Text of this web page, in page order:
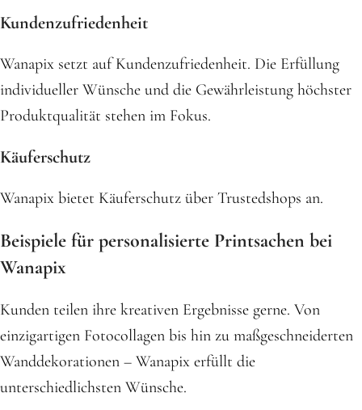
Kundenzufriedenheit
Wanapix setzt auf Kundenzufriedenheit. Die Erfüllung
individueller Wünsche und die Gewährleistung höchster
Produktqualität stehen im Fokus.
Käuferschutz
Wanapix bietet Käuferschutz über Trustedshops an.
Beispiele für personalisierte Printsachen bei
Wanapix
Kunden teilen ihre kreativen Ergebnisse gerne. Von
einzigartigen Fotocollagen bis hin zu maßgeschneiderten
Wanddekorationen – Wanapix erfüllt die
unterschiedlichsten Wünsche.